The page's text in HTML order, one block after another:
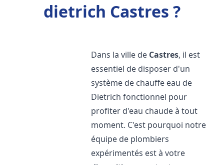
dietrich Castres ?
Dans la ville de Castres, il est
essentiel de disposer d'un
système de chauffe eau de
Dietrich fonctionnel pour
profiter d'eau chaude à tout
moment. C'est pourquoi notre
équipe de plombiers
expérimentés est à votre